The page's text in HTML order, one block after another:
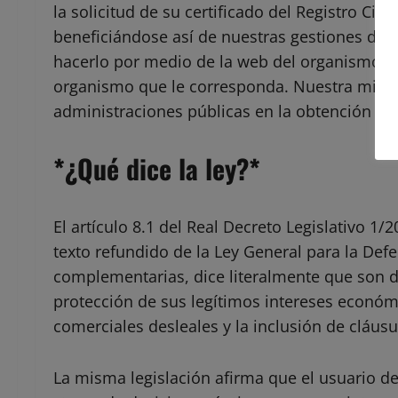
la solicitud de su certificado del Registro
beneficiándose así de nuestras gestiones de
hacerlo por medio de la web del organismo
organismo que le corresponda. Nuestra
administraciones públicas en la obtención
*¿Qué dice la ley?*
El artículo 8.1 del Real Decreto Legislativo 1/
texto refundido de la Ley General para la
complementarias, dice literalmente que son
protección de sus legítimos intereses
comerciales desleales y la inclusión de
La misma legislación afirma que el usuario